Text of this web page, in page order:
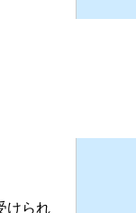
けられ